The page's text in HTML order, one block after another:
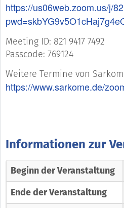
https://us06web.zoom.us/j/
Meeting ID: 821 9417 7492
Passcode: 769124
Weitere Termine von
https://www.sarkome.de/
Informationen zur
Beginn der Veranstaltung
Ende der Veranstaltung